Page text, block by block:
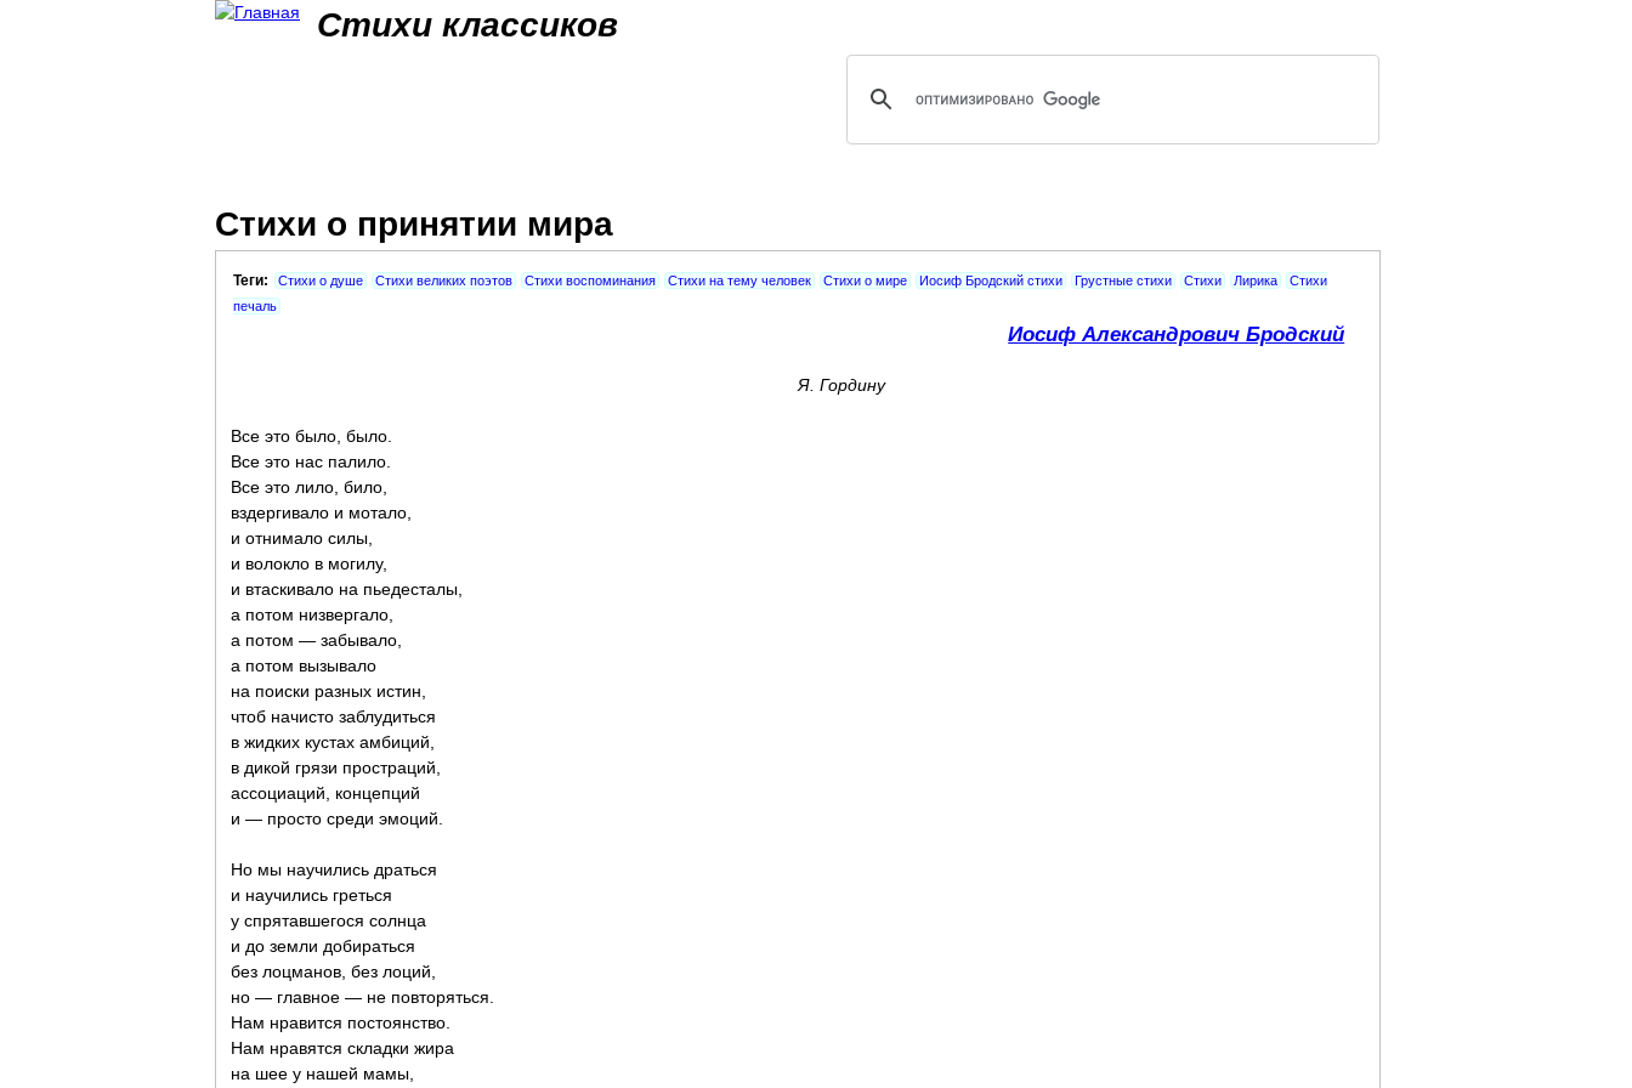
Стихи классиков
Стихи о принятии мира
Теги: Стихи о душе Стихи великих поэтов Стихи воспоминания Стихи на тему человек Стихи о мире Иосиф Бродский стихи Грустные стихи Стихи Лирика
Стихи
печаль
Иосиф Александрович Бродский
Я. Гордину
Все это было, было.
Все это нас палило.
Все это лило, било,
вздергивало и мотало,
и отнимало силы,
и волокло в могилу,
и втаскивало на пьедесталы,
а потом низвергало,
а потом — забывало,
а потом вызывало
на поиски разных истин,
чтоб начисто заблудиться
в жидких кустах амбиций,
в дикой грязи простраций,
ассоциаций, концепций
и — просто среди эмоций.
Но мы научились драться
и научились греться
у спрятавшегося солнца
и до земли добираться
без лоцманов, без лоций,
но — главное — не повторяться.
Нам нравится постоянство.
Нам нравятся складки жира
на шее у нашей мамы,